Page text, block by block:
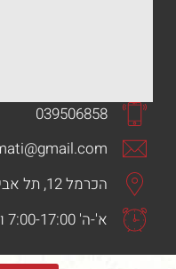
039506858
caffe.tamati@gmail.com
הכרמל 12, תל אביב יפו, ישראל
א'-ה' 7:00-17:00 ו'-7:00-15:00